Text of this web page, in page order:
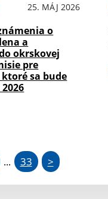
25. MÁJ 2026
o
a
okrskovej
pre
sa bude
... 33 >